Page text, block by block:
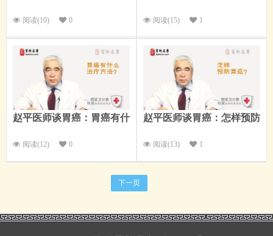
阅读(10) 0 阅读(15) 1
赵平医师谈胃癌：胃癌有什
阅读(12) 0
赵平医师谈胃癌：怎样预防
阅读(13) 1
下一页